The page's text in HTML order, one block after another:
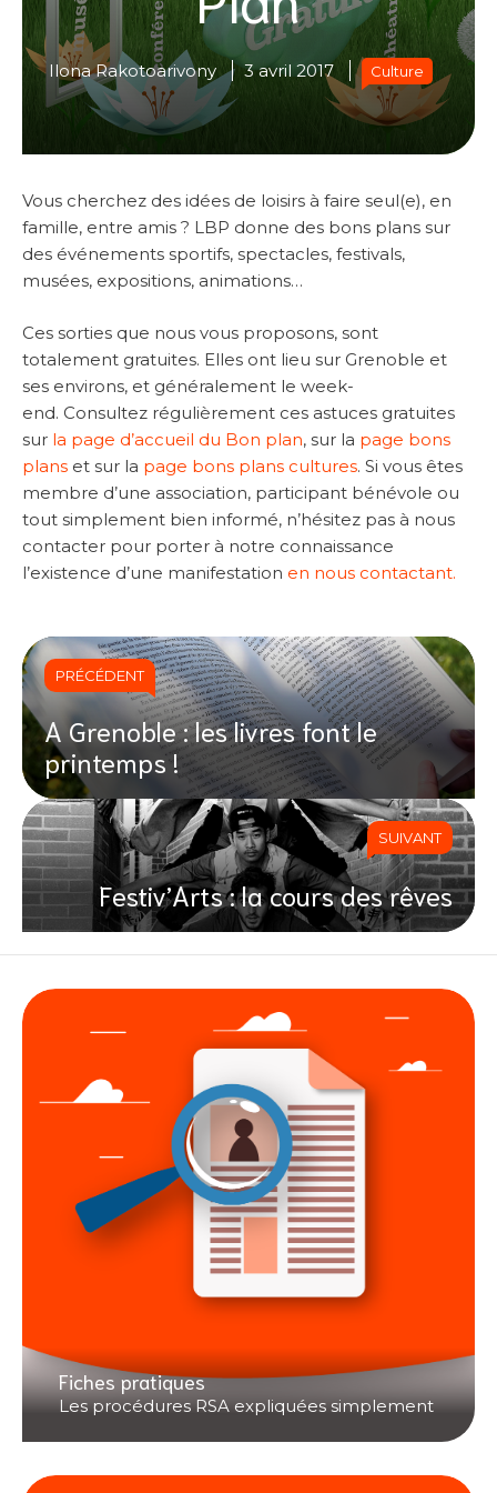
Ilona Rakotoarivony 3 avril 2017 Culture
Vous cherchez des idées de loisirs à faire seul(e), en
famille, entre amis ? LBP donne des bons plans sur
des événements sportifs, spectacles, festivals,
musées, expositions, animations…
Ces sorties que nous vous proposons, sont
totalement gratuites. Elles ont lieu sur Grenoble et
ses environs, et généralement le week-
end. Consultez régulièrement ces astuces gratuites
sur la page d’accueil du Bon plan, sur la page bons
plans et sur la page bons plans cultures. Si vous êtes
membre d’une association, participant bénévole ou
tout simplement bien informé, n’hésitez pas à nous
contacter pour porter à notre connaissance
l’existence d’une manifestation en nous contactant.
PRÉCÉDENT
A Grenoble : les livres font le
printemps !
SUIVANT
Festiv’Arts : la cours des rêves
Fiches pratiques
Les procédures RSA expliquées simplement